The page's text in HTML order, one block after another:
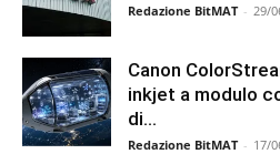
Redazione BitMAT - 29/
Canon
inkjet a modulo
di...
Redazione BitMAT - 17/